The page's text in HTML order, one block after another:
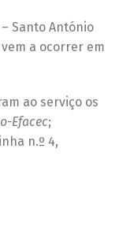
Santo António
a ocorrer em
ao serviço os
Efacec;
n.º 4,